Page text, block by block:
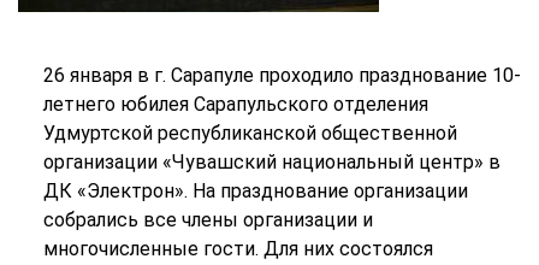
26 января в г. Сарапуле проходило празднование 10-
летнего юбилея Сарапульского отделения
Удмуртской республиканской общественной
организации «Чувашский национальный центр» в
ДК «Электрон». На празднование организации
собрались все члены организации и
многочисленные гости. Для них состоялся